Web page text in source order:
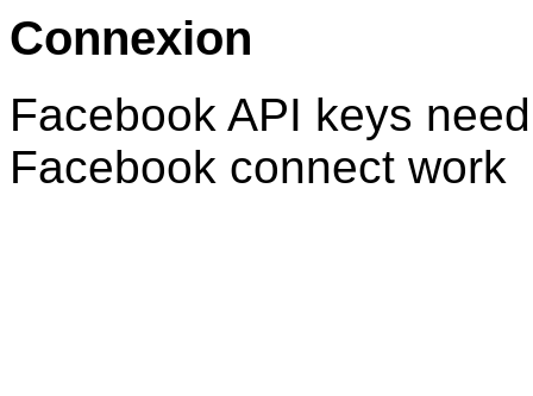
Connexion
Facebook API keys
Facebook connect work